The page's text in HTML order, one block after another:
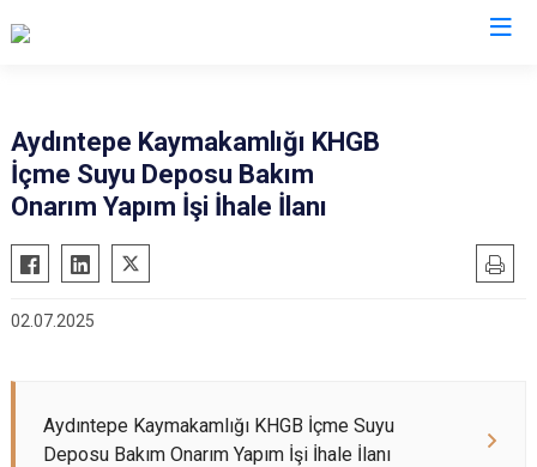
Aydıntepe
Aydıntepe Kaymakamlığı KHGB
İçme Suyu Deposu Bakım
Onarım Yapım İşi İhale İlanı
02.07.2025
Aydıntepe Kaymakamlığı KHGB İçme Suyu
Deposu Bakım Onarım Yapım İşi İhale İlanı